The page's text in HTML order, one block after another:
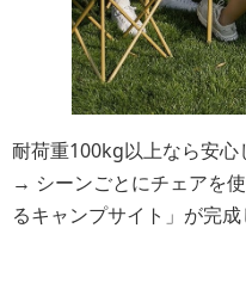
耐荷重100kg以上なら安心
→ シーンごとにチェアを
るキャンプサイト」が完成